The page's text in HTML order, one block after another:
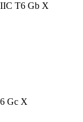
T6 Gb X
Gc X